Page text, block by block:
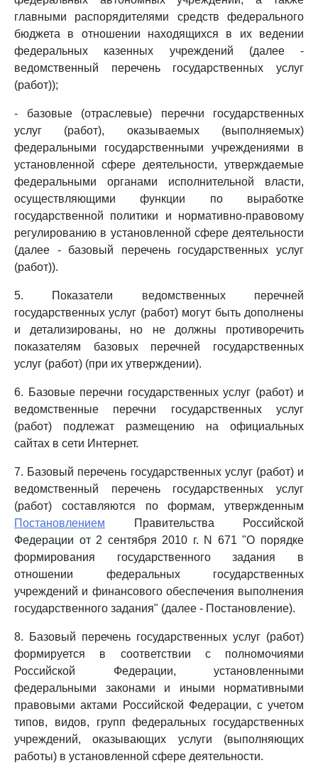
главными распорядителями средств федерального
бюджета в отношении находящихся в их ведении
федеральных казенных учреждений (далее -
ведомственный перечень государственных услуг
(работ));
- базовые (отраслевые) перечни государственных
услуг (работ), оказываемых (выполняемых)
федеральными государственными учреждениями в
установленной сфере деятельности, утверждаемые
федеральными органами исполнительной власти,
осуществляющими функции по выработке
государственной политики и нормативно-правовому
регулированию в установленной сфере деятельности
(далее - базовый перечень государственных услуг
(работ)).
5. Показатели ведомственных перечней
государственных услуг (работ) могут быть дополнены
и детализированы, но не должны противоречить
показателям базовых перечней государственных
услуг (работ) (при их утверждении).
6. Базовые перечни государственных услуг (работ) и
ведомственные перечни государственных услуг
(работ) подлежат размещению на официальных
сайтах в сети Интернет.
7. Базовый перечень государственных услуг (работ) и
ведомственный перечень государственных услуг
(работ) составляются по формам, утвержденным
Постановлением Правительства Российской
Федерации от 2 сентября 2010 г. N 671 "О порядке
формирования государственного задания в
отношении федеральных государственных
учреждений и финансового обеспечения выполнения
государственного задания" (далее - Постановление).
8. Базовый перечень государственных услуг (работ)
формируется в соответствии с полномочиями
Российской Федерации, установленными
федеральными законами и иными нормативными
правовыми актами Российской Федерации, с учетом
типов, видов, групп федеральных государственных
учреждений, оказывающих услуги (выполняющих
работы) в установленной сфере деятельности.